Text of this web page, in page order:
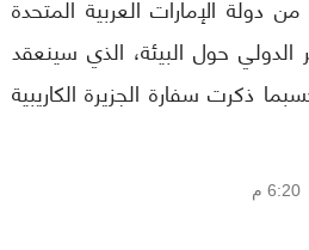
حول البيئة، الذي سينعقد
ذكرت سفارة الجزيرة الكاريبية
6:20 م